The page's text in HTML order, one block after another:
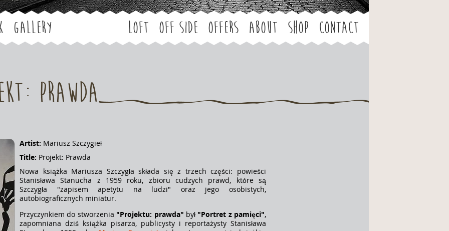
Gallery LOFT OFF SIDE Offers About Shop Contact
Prawda
Artist: Mariusz Szczygieł
Title: Projekt: Prawda
Nowa książka Mariusza Szczygła składa się z trzech części: powieści
Stanisława Stanucha z 1959 roku, zbioru cudzych prawd, które są
Szczygła "zapisem apetytu na ludzi" oraz jego osobistych,
autobiograficznych miniatur.
Przyczynkiem do stworzenia "Projektu: prawda" był "Portret z pamięci",
zapomniana dziś książka pisarza, publicysty i reportażysty Stanisława